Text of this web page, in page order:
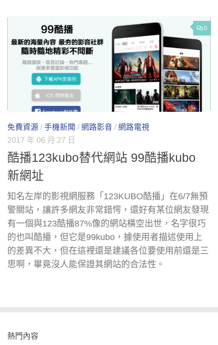
0
免費資源 / 手機新聞 / 網路影音 / 網路電視
2017 年 06 月 27 日
酷播123kubo替代網站 99酷播kubo
新網址
知名左岸的影視網服務「123KUBO酷播」在6/7無預
警關站，讓許多網友非常錯愕，還好有某位網友發現
有一個與123酷播87%像的網站橫空出世，名字很巧
的也叫酷播，但它是99kubo，據使用者描述使用上
的差異不大，但在這裡還是建議各位要使用前還是三
思啊，畢竟沒人能保證其網站的合法性。
熱門內容